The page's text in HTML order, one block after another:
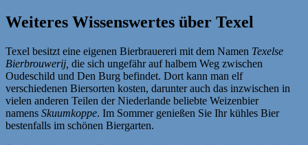
Weiteres Wissenswertes über Texel
Texel besitzt eine eigenen Bierbrauereri mit dem Namen Texelse
Bierbrouwerij, die sich ungefähr auf halbem Weg zwischen
Oudeschild und Den Burg befindet. Dort kann man elf
verschiedenen Biersorten kosten, darunter auch das inzwischen in
vielen anderen Teilen der Niederlande beliebte Weizenbier
namens Skuumkoppe. Im Sommer genießen Sie Ihr kühles Bier
bestenfalls im schönen Biergarten.